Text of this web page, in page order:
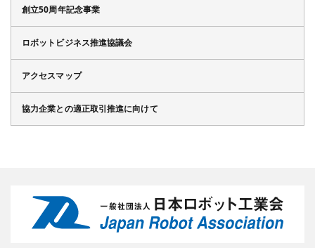
創立50周年記念事業
ロボットビジネス推進協議会
アクセスマップ
協力企業との適正取引推進に向けて